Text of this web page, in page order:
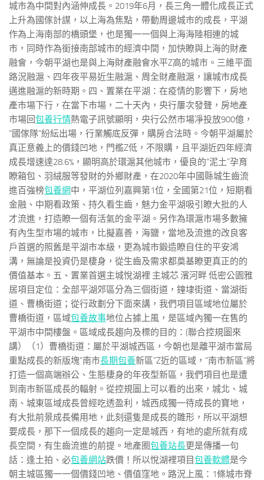
城市為中間對內涵伸成長。2019年6月，長三角一體化成長正式
上升為國傢計謀，以上海為焦點，帶動周邊城市的成長，平湖
作為上海南部的橋頭堡，也是獨一一個與上海海陸相連的城
市，同時作為銜接南部城市的經濟中間，加快瞭與上海的財產
融會，今朝平湖也是與上海財產融會水平Z高的城市。三維平面
路況融滬、四年夜平易近生融滬、周全財產融滬，讓城市成長
邁進融滬的新時期。四、置業在平湖：在疫情的影響下，房地
產市場下行，在當下市場，二十天內，央行屢次發聲，房地產
市場回包養行情熱電子訊號顯明，央行公然市場凈投放900億，
“國傢隊”紛紜出場，行業觸底反彈，購房合法時。今朝平湖屬於
真正意義上的價錢凹地，門檻Z低，不限購，且平湖近四年經濟
成長增速達28.6%，顯明高於環滬其他城市，優良的“泥土”孕育
瞭箱包、羽絨服等發財的外鄉財產，在2020年中國縣城生齒流
進百強榜包養網中，平湖位列嘉興第1位，全國第21位，短期看
金融、中期看政策、持久看生齒，魅力金平湖吸引瞭大批的人
才流進，打造瞭一個有活氣的金平湖。另作為環滬市場多數擁
有內生型市場的城市，比擬嘉善，海鹽，當地及流進的改良客
戶首選的照舊是平湖市本級，更為城市鍛造瞭自住的平安鴻
溝，無論是投資仍是棲身，從生齒及需求都奠基瞭更真正的的
價值基本。五、置業首選主城悅湖裡 主城芯 濱河畔 低密公園雅
居項目定位：全部平湖郊區分為三個街道，鐘埭街道、當湖街
道、曹橋街道；從行政劃分下面來講，我們項目區域地位屬於
曹橋街道，區域包養故事地位占據上風，是區域內獨一在售的
平湖市中間樓盤。區域成長趨向及標的目的：(聯合控規圖來
講）（1）曹橋街道：屬於平湖城西區，今朝也是離平湖市當局
重點成長的新版塊“南市長期包養新區”Z近的區域，“南市新區”將
打造一個高端辦公、生態棲身的年夜型新區，我們項目也是遭
到南市新區成長的輻射。從控規圖上可以看的出來，城北、城
南、城東區域成長曾經吃透盈利，城西成獨一待成長的寶地，
有大批前景成長備用地，此刻還隻是成長的雛形，所以平湖想
要成長，那下一個成長的趨向一定是城西，有地的處所就有成
長空間，有生齒流進的前提。地產圈包養站長更是傳播一句
話：逢土拍、必包養網站跌價！所以悅湖裡項目包養軟體是今
朝主城區獨一一個價錢凹地、價值窪地。路況上風：1條城市脊